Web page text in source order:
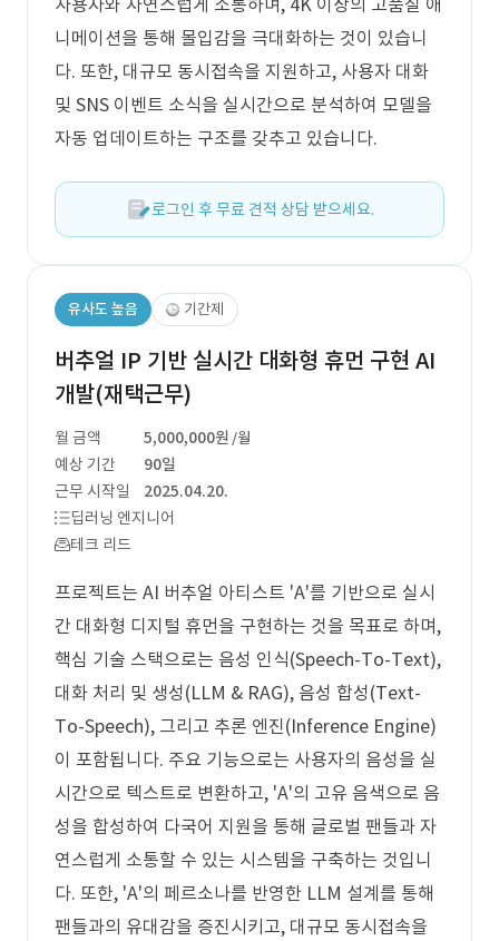
사용자와 자연스럽게 소통하며, 4K 이상의 고품질 애
니메이션을 통해 몰입감을 극대화하는 것이 있습니
다. 또한, 대규모 동시접속을 지원하고, 사용자 대화
및 SNS 이벤트 소식을 실시간으로 분석하여 모델을
자동 업데이트하는 구조를 갖추고 있습니다.
로그인 후 무료 견적 상담 받으세요.
유사도 높음 기간제
버추얼 IP 기반 실시간 대화형 휴먼 구현 AI
개발(재택근무)
월 금액 5,000,000원 /월
예상 기간
90일
근무 시작일
2025.04.20.
딥러닝 엔지니어
테크 리드
프로젝트는 AI 버추얼 아티스트 'A'를 기반으로 실시
간 대화형 디지털 휴먼을 구현하는 것을 목표로 하며,
핵심 기술 스택으로는 음성 인식(Speech-To-Text),
대화 처리 및 생성(LLM & RAG), 음성 합성(Text-
To-Speech), 그리고 추론 엔진(Inference Engine)
이 포함됩니다. 주요 기능으로는 사용자의 음성을 실
시간으로 텍스트로 변환하고, 'A'의 고유 음색으로 음
성을 합성하여 다국어 지원을 통해 글로벌 팬들과 자
연스럽게 소통할 수 있는 시스템을 구축하는 것입니
다. 또한, 'A'의 페르소나를 반영한 LLM 설계를 통해
팬들과의 유대감을 증진시키고, 대규모 동시접속을